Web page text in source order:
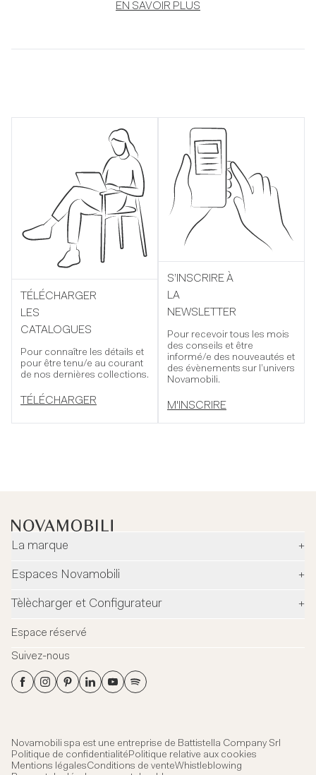
EN SAVOIR PLUS
TÉLÉCHARGER
LES
CATALOGUES
Pour connaître les détails et
pour être tenu/e au courant
de nos dernières collections.
TÉLÉCHARGER
S’INSCRIRE À
LA
NEWSLETTER
Pour recevoir tous les mois
des conseils et être
informé/e des nouveautés et
des évènements sur l’univers
Novamobili.
M'INSCRIRE
La marque
+
Entreprise
Designers
News
Espaces Novamobili
+
Revendeurs
Flagship Store Milano
Virtual Tour
Flagship Store Milano
Showroom quartier général
Tèlècharger et Configurateur
+
Configurateur
Fiches techniques
Espace réservé
Suivez-nous
Novamobili spa est une entreprise de Battistella Company Srl
Politique de confidentialitéPolitique relative aux cookies
Mentions légalesConditions de venteWhistleblowing